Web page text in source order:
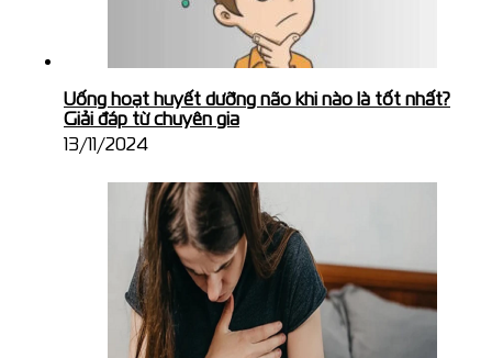
Uống hoạt huyết dưỡng não khi nào là tốt nhất?
Giải đáp từ chuyên gia
13/11/2024